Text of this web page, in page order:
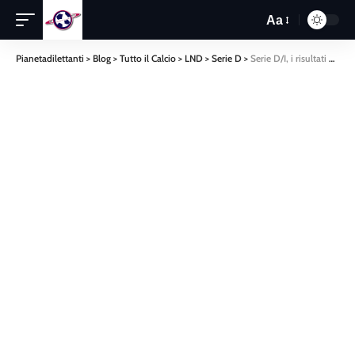
Aa
Pianetadilettanti > Blog > Tutto il Calcio > LND > Serie D > Serie D/I, i risultati della venticinquesima: Catania passa a Locri, ko Lamezia e Vibonese, pari tra Cittanova e San Luca